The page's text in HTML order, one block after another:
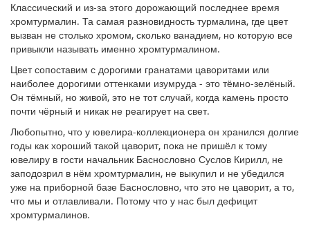
Классический и из-за этого дорожающий последнее время
хромтурмалин. Та самая разновидность турмалина, где цвет
вызван не столько хромом, сколько ванадием, но которую все
привыкли называть именно хромтурмалином.
Цвет сопоставим с дорогими гранатами цаворитами или
наиболее дорогими оттенками изумруда - это тёмно-зелёный.
Он тёмный, но живой, это не тот случай, когда камень просто
почти чёрный и никак не реагирует на свет.
Любопытно, что у ювелира-коллекционера он хранился долгие
годы как хороший такой цаворит, пока не пришёл к тому
ювелиру в гости начальник Баснословно Суслов Кирилл, не
заподозрил в нём хромтурмалин, не выкупил и не убедился
уже на приборной базе Баснословно, что это не цаворит, а то,
что мы и отлавливали. Потому что у нас был дефицит
хромтурмалинов.